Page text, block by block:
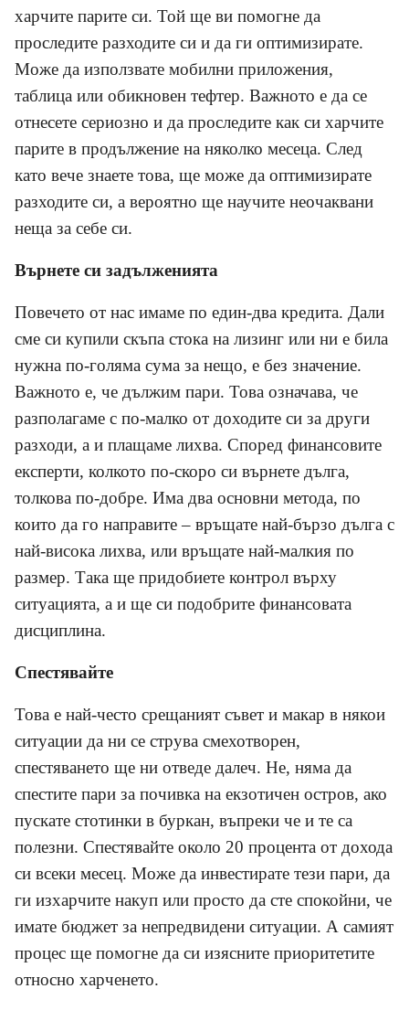
харчите парите си. Той ще ви помогне да
проследите разходите си и да ги оптимизирате.
Може да използвате мобилни приложения,
таблица или обикновен тефтер. Важното е да се
отнесете сериозно и да проследите как си харчите
парите в продължение на няколко месеца. След
като вече знаете това, ще може да оптимизирате
разходите си, а вероятно ще научите неочаквани
неща за себе си.
Върнете си задълженията
Повечето от нас имаме по един-два кредита. Дали
сме си купили скъпа стока на лизинг или ни е била
нужна по-голяма сума за нещо, е без значение.
Важното е, че дължим пари. Това означава, че
разполагаме с по-малко от доходите си за други
разходи, а и плащаме лихва. Според финансовите
експерти, колкото по-скоро си върнете дълга,
толкова по-добре. Има два основни метода, по
които да го направите – връщате най-бързо дълга с
най-висока лихва, или връщате най-малкия по
размер. Така ще придобиете контрол върху
ситуацията, а и ще си подобрите финансовата
дисциплина.
Спестявайте
Това е най-често срещаният съвет и макар в някои
ситуации да ни се струва смехотворен,
спестяването ще ни отведе далеч. Не, няма да
спестите пари за почивка на екзотичен остров, ако
пускате стотинки в буркан, въпреки че и те са
полезни. Спестявайте около 20 процента от дохода
си всеки месец. Може да инвестирате тези пари, да
ги изхарчите накуп или просто да сте спокойни, че
имате бюджет за непредвидени ситуации. А самият
процес ще помогне да си изясните приоритетите
относно харченето.